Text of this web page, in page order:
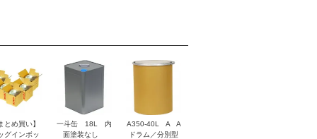
とめ買い】
グインボッ
一斗缶 18L 内
面塗装なし
A350-40L A A
ドラム／分別型